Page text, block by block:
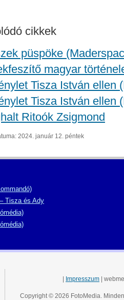
cikkek
püspöke
magyar
Tisza István ellen
Tisza István ellen
Ritoók Zsigmond
2024. január 12. péntek
Tisza és Ady
Impresszum |
Copyright © 2026 FotoMedia.